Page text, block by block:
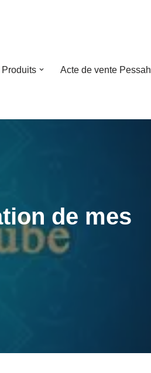
Produits Acte de vente Pessah
de mes